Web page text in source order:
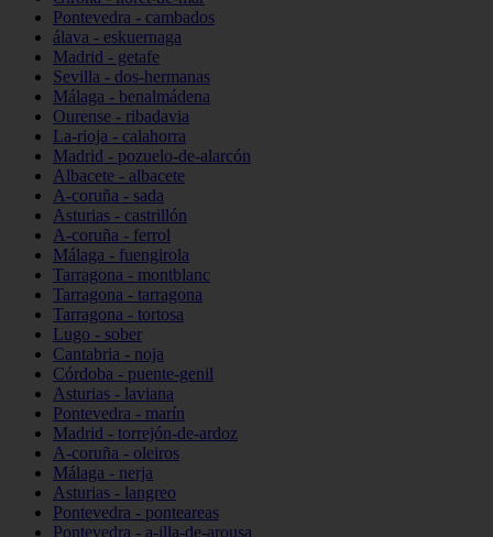
Pontevedra - cambados
álava - eskuernaga
Madrid - getafe
Sevilla - dos-hermanas
Málaga - benalmádena
Ourense - ribadavia
La-rioja - calahorra
Madrid - pozuelo-de-alarcón
Albacete - albacete
A-coruña - sada
Asturias - castrillón
A-coruña - ferrol
Málaga - fuengirola
Tarragona - montblanc
Tarragona - tarragona
Tarragona - tortosa
Lugo - sober
Cantabria - noja
Córdoba - puente-genil
Asturias - laviana
Pontevedra - marín
Madrid - torrejón-de-ardoz
A-coruña - oleiros
Málaga - nerja
Asturias - langreo
Pontevedra - ponteareas
Pontevedra - a-illa-de-arousa